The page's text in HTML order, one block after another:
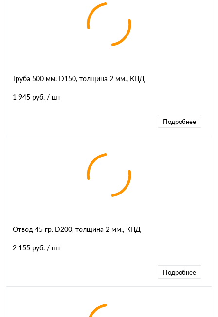
Труба 500 мм. D150, толщина 2 мм., КПД
1 945 руб. / шт
Подробнее
Отвод 45 гр. D200, толщина 2 мм., КПД
2 155 руб. / шт
Подробнее